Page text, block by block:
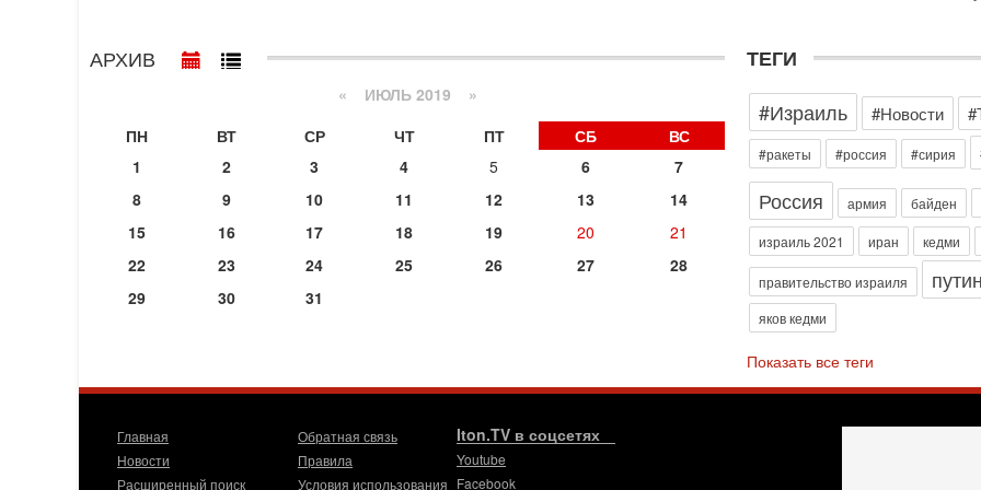
АРХИВ
« ИЮЛЬ 2019 »
ПН
ВТ СР ЧТ ПТ СБ
ВС
1
2 3 4 5 6
7
8
9 10 11 12 13
14
15
16 17 18 19 20
21
22
23 24 25 26 27
28
29
30 31
ТЕГИ
#Израиль
#Новости
#ракеты #россия #сирия
Россия армия байден
израиль 2021 иран кедми
правительство израиля путин
яков кедми
Показать все теги
Главная
Новости
Расширенный поиск
Обратная связь
Правила
Условия использования
Iton.TV в соцсетях
Youtube
Facebook